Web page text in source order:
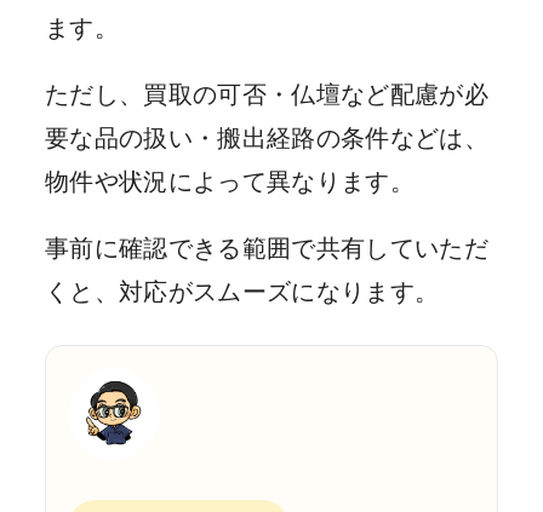
ます。
ただし、買取の可否・仏壇など配慮が必
要な品の扱い・搬出経路の条件などは、
物件や状況によって異なります。
事前に確認できる範囲で共有していただ
くと、対応がスムーズになります。